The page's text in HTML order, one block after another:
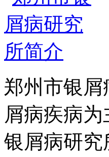
郑州市银
屑病疾病
银屑病研